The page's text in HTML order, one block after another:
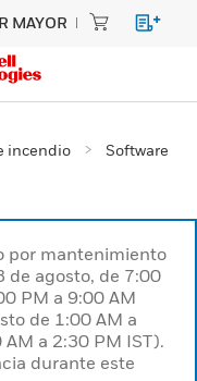
MAYOR
incendio
Software
por mantenimiento
de agosto, de 7:00
PM a 9:00 AM
de 1:00 AM a
a 2:30 PM IST).
durante este